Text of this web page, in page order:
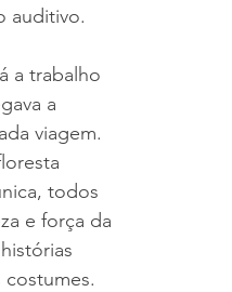
auditivo.
a trabalho
a
viagem.
todos
e força da
costumes.